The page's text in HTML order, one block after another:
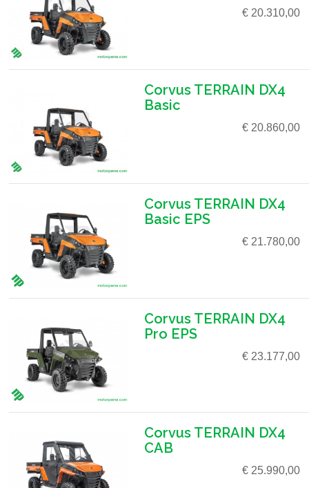
€ 20.310,00
Corvus TERRAIN DX4
Basic
€ 20.860,00
Corvus TERRAIN DX4
Basic EPS
€ 21.780,00
Corvus TERRAIN DX4
Pro EPS
€ 23.177,00
Corvus TERRAIN DX4
CAB
€ 25.990,00